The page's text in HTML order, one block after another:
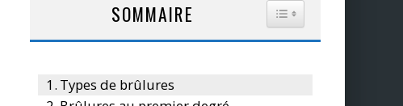
SOMMAIRE TOGGLE TABLE OF
Types de brûlures